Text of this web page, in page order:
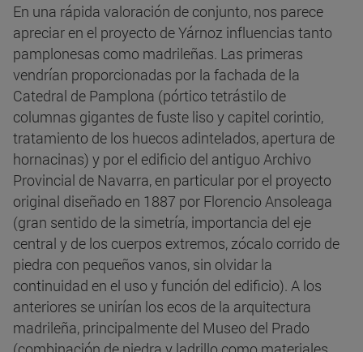
En una rápida valoración de conjunto, nos parece
apreciar en el proyecto de Yárnoz influencias tanto
pamplonesas como madrileñas. Las primeras
vendrían proporcionadas por la fachada de la
Catedral de Pamplona (pórtico tetrástilo de
columnas gigantes de fuste liso y capitel corintio,
tratamiento de los huecos adintelados, apertura de
hornacinas) y por el edificio del antiguo Archivo
Provincial de Navarra, en particular por el proyecto
original diseñado en 1887 por Florencio Ansoleaga
(gran sentido de la simetría, importancia del eje
central y de los cuerpos extremos, zócalo corrido de
piedra con pequeños vanos, sin olvidar la
continuidad en el uso y función del edificio). A los
anteriores se unirían los ecos de la arquitectura
madrileña, principalmente del Museo del Prado